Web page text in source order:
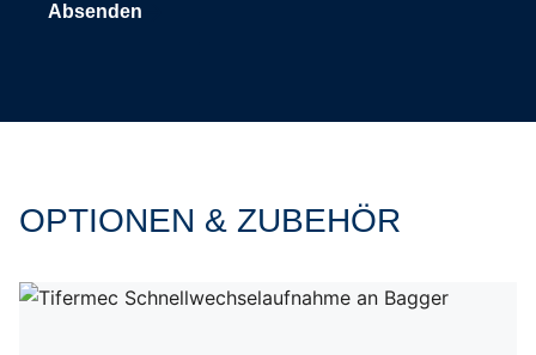
Absenden
OPTIONEN & ZUBEHÖR